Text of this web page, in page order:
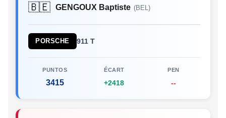
🇧🇪 GENGOUX Baptiste (BEL)
PORSCHE 911 T
PUNTOS
3415
ÉCART
+2418
PEN
--